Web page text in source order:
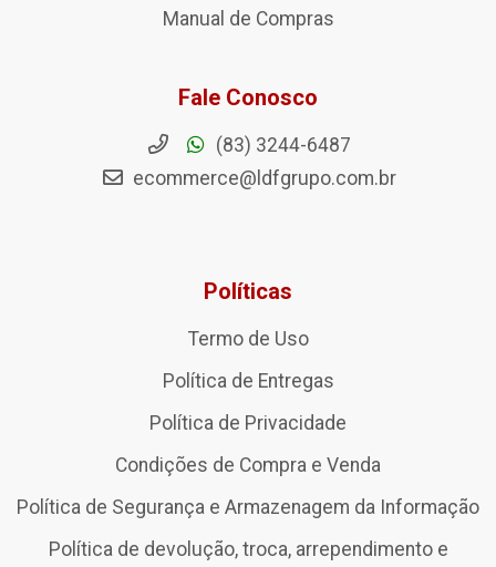
Manual de Compras
Fale Conosco
(83) 3244-6487
ecommerce@ldfgrupo.com.br
Políticas
Termo de Uso
Política de Entregas
Política de Privacidade
Condições de Compra e Venda
Política de Segurança e Armazenagem da Informação
Política de devolução, troca, arrependimento e